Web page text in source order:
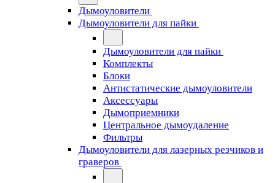
Дымоуловители
Дымоуловители для пайки
Дымоуловители для пайки
Комплекты
Блоки
Антистатические дымоуловители
Аксессуары
Дымоприемники
Центральное дымоудаление
Фильтры
Дымоуловители для лазерных резчиков и
граверов